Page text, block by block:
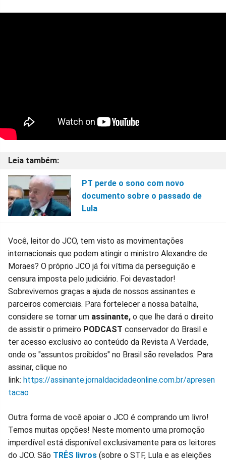
PT perde o sono com novo
documento sobre o passado de
Lula
Você, leitor do JCO, tem visto as movimentações
internacionais que podem atingir o ministro Alexandre de
Moraes? O próprio JCO já foi vítima da perseguição e
censura imposta pelo judiciário. Foi devastador!
Sobrevivemos graças a ajuda de nossos assinantes e
parceiros comerciais. Para fortelecer a nossa batalha,
considere se tornar um assinante, o que lhe dará o direito
de assistir o primeiro PODCAST conservador do Brasil e
ter acesso exclusivo ao conteúdo da Revista A Verdade,
onde os "assuntos proibidos" no Brasil são revelados. Para
assinar, clique no
link: https://assinante.jornaldacidadeonline.com.br/apresen
tacao
Outra forma de você apoiar o JCO é comprando um livro!
Temos muitas opções! Neste momento uma promoção
imperdível está disponível exclusivamente para os leitores
do JCO. São TRÊS livros (sobre o STF, Lula e as eleições